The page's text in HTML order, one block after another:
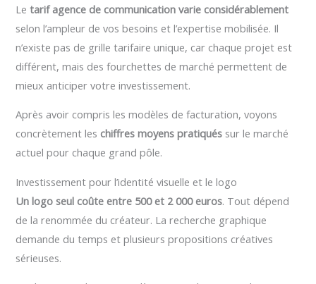
Letarif agence de communication varie considérablement
selon l’ampleur de vos besoins et l’expertise mobilisée. Il
n’existe pas de grille tarifaire unique, car chaque projet est
différent, mais des fourchettes de marché permettent de
mieux anticiper votre investissement.
Après avoir compris les modèles de facturation, voyons
concrètement les chiffres moyens pratiqués sur le marché
actuel pour chaque grand pôle.
Investissement pour l’identité visuelle et le logo
Un logo seul coûte entre 500 et 2 000 euros. Tout dépend
de la renommée du créateur. La recherche graphique
demande du temps et plusieurs propositions créatives
sérieuses.